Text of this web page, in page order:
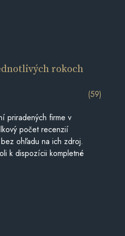
rokoch
(59)
priradených firme v
počet recenzií
ohľadu na ich zdroj.
k dispozícii kompletné